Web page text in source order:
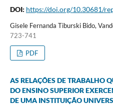
DOI: https://doi.org/10.30681/
Gisele Fernanda Tiburski Bido,
723-741
PDF
AS RELAÇÕES DE TRABALHO
DO ENSINO SUPERIOR
DE UMA INSTITUIÇÃO